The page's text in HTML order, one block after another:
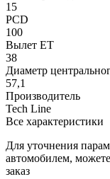
15
PCD
100
Вылет ET
38
Диаметр
57,1
Производитель
Tech Line
Все характеристики
Для уточнения
автомобилем,
заказ